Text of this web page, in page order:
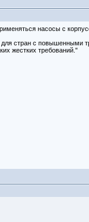
насосы с
стран с повышенными
жестких требований."